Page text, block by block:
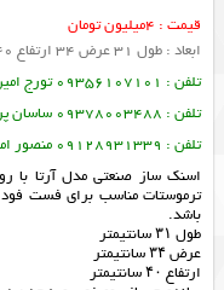
قیمت : 4میلیون تومان
ابعاد : طول 31 عرض 34 ارتفاع 40 سانتیمتر
تلفن : 09356107101 تورج امین فر
تلفن : 09378003488 ساسان پرتو
تلفن : 09128931339 منصور امین فر
اسنک ساز صنعتی مدل آرتا با
ترموستات مناسب برای فست
باشد.
طول ۳۱ سانتیمتر
عرض ۳۴ سانتیمتر
ارتفاع ۴۰ سانتیمتر